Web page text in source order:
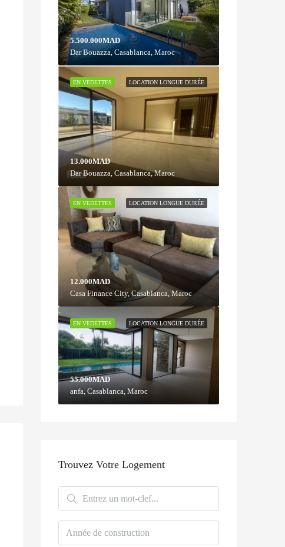
5.500.000MAD
Dar Bouazza, Casablanca, Maroc
LOCATION LONGUE DURÉE
EN VEDETTES
13.000MAD
Dar Bouazza, Casablanca, Maroc
LOCATION LONGUE DURÉE
EN VEDETTES
12.000MAD
Casa Finance City, Casablanca, Maroc
LOCATION LONGUE DURÉE
EN VEDETTES
55.000MAD
anfa, Casablanca, Maroc
Trouvez Votre Logement